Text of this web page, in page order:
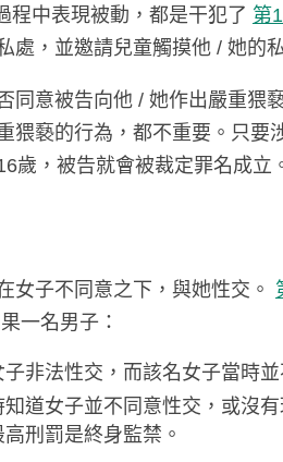
程中表現被動，都是干犯了 第
處，並邀請兒童觸摸他 / 她的
同意被告向他 / 她作出嚴重猥
猥褻的行為，都不重要。只要
歲，被告就會被裁定罪名成立
女子不同意之下，與她性交。
一名男子：
非法性交，而該名女子當時
知道女子並不同意性交，或沒
刑罰是終身監禁。